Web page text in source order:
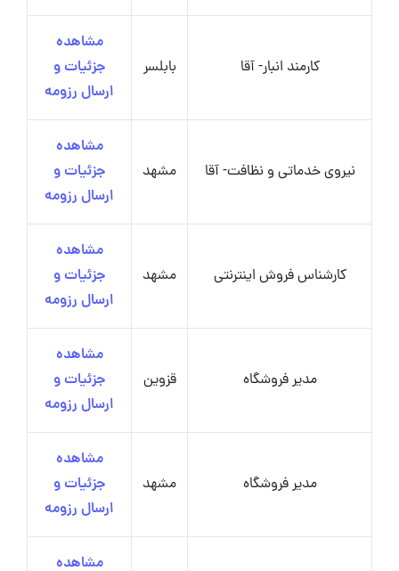
کارمند انبار- آقا بابلسر
مشاهده
جزئیات و
ارسال رزومه
نیروی خدماتی و نظافت- آقا مشهد
مشاهده
جزئیات و
ارسال رزومه
کارشناس فروش اینترنتی مشهد
مشاهده
جزئیات و
ارسال رزومه
مدیر فروشگاه قزوین
مشاهده
جزئیات و
ارسال رزومه
مدیر فروشگاه مشهد
مشاهده
جزئیات و
ارسال رزومه
مشاهده